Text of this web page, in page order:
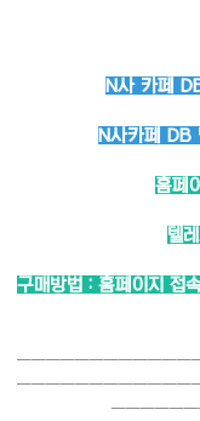
N사 카페
N사카페 DB
홈페
텔
구매방법 : 홈페이지 접